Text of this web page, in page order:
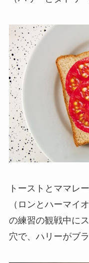
トーストとママレ
（ロンとハーマイ
の練習の観戦中に
穴で、ハリーがブ